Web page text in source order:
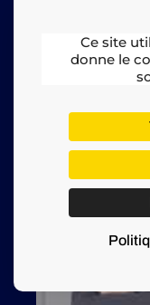
Ce site
donne le